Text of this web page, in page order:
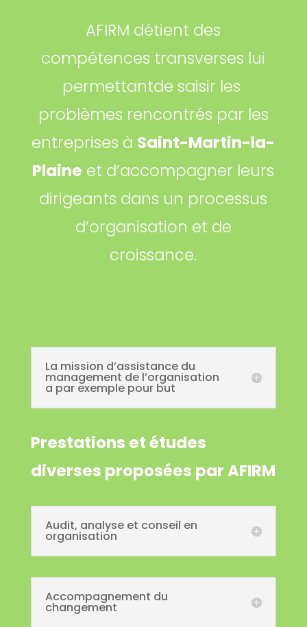
AFIRM détient des
compétences transverses lui
permettantde saisir les
problèmes rencontrés par les
entreprises à Saint-Martin-la-
Plaine et d’accompagner leurs
dirigeants dans un processus
d’organisation et de
croissance.
La mission d’assistance du
management de l’organisation
a par exemple pour but
Prestations et études
diverses proposées par AFIRM
Audit, analyse et conseil en
organisation
Accompagnement du
changement